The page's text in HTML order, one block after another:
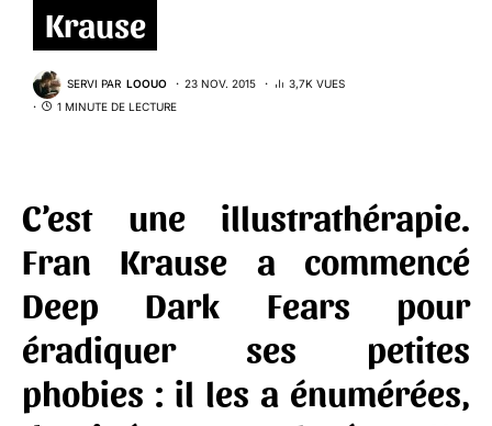
Krause
SERVI PAR LOOUO 23 NOV. 2015
3,7K VUES
1 MINUTE DE LECTURE
C’est une illustrathérapie.
Fran Krause a commencé
Deep Dark Fears pour
éradiquer ses petites
phobies : il les a énumérées,